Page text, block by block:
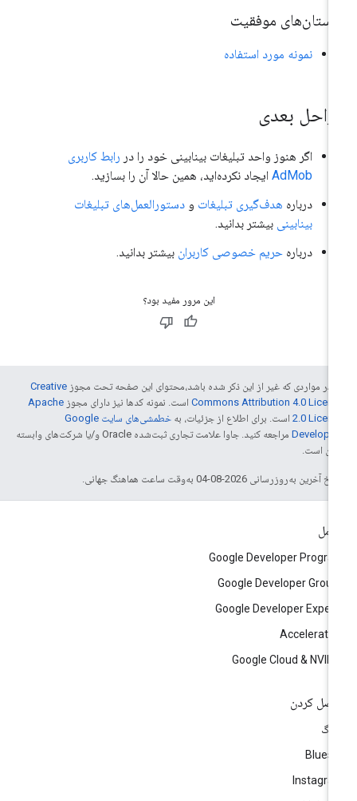
موفقیت
نمونه مورد استفاده
بعدی
اگر هنوز واحد تبلیغات بینابینی خود را در رابط کاربری
AdMobایجاد نکرده‌اید، همین حالا آن را بسازید.
دربارههدف‌گیری تبلیغاتودستورالعمل‌های تبلیغات
بینابینیبیشتر بدانید.
دربارهحریم خصوصی کاربرانبیشتر بدانید.
این مرور مفید بود؟
در مواردی که غیر از این ذکر شده باشد،‌محتوای این صفحه تحت مجوزCreative
Commons Attribution 4.0است. نمونه کدها نیز دارای مجوزApache
2.0است. برای اطلاع از جزئیات، به
خطمشی‌های سایت Google
مراجعه کنید. جاوا علامت تجاری ثبت‌شده Oracle و/یا شرکت‌های وابسته
آن است.
آخرین به‌روزرسانی 2026-08-04 به‌وقت ساعت هماهنگ جهانی.
Google Developer
Google Developer
Google Developer
Google Cloud &
کردن